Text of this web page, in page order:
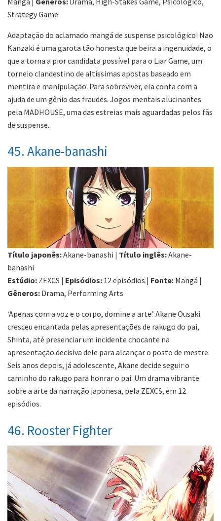
Strategy Game
Adaptação do aclamado mangá de suspense psicológico! Nao
Kanzaki é uma garota tão honesta que beira a ingenuidade, o
que a torna a pior candidata possível para o Liar Game, um
torneio clandestino de altíssimas apostas baseado em
mentira e manipulação. Para sobreviver, ela conta com a
ajuda de um gênio das fraudes. Jogos mentais alucinantes
pela MADHOUSE, uma das estreias mais aguardadas pelos fãs
de suspense.
45. Akane-banashi
Título japonês:Akane-banashi | Título inglês:Akane-
banashi
Estúdio: ZEXCS | Episódios: 12 episódios | Fonte: Mangá |
Gêneros: Drama, Performing Arts
‘Apenas com a voz e o corpo, domine a arte.’ Akane Ousaki
cresceu encantada pelas apresentações de rakugo do pai,
Shinta, até presenciar um incidente chocante na
apresentação decisiva dele para alcançar o posto de mestre.
Seis anos depois, já adolescente, Akane decide seguir o
caminho do rakugo para honrar o pai. Um drama vibrante
sobre a arte da narração japonesa, pela ZEXCS, em 12
episódios.
46. Rooster Fighter